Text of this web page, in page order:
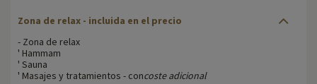
Zona de relax - incluida en el precio
- Zona de relax
' Hammam
' Sauna
' Masajes y tratamientos - concoste adicional